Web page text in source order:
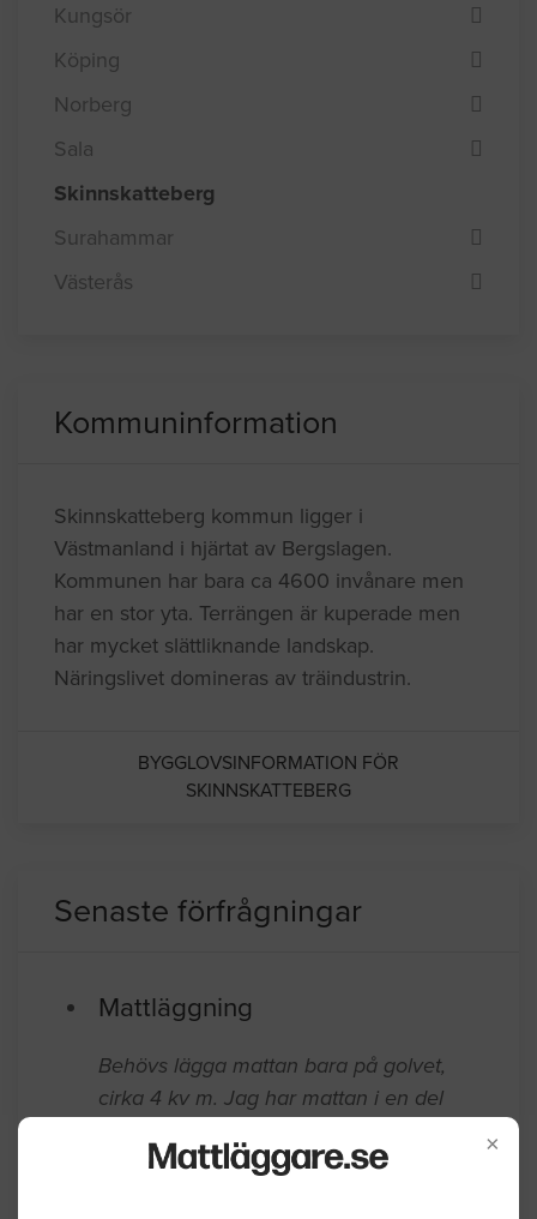
×
Kungsör
Köping
Norberg
Sala
Skinnskatteberg
Surahammar
Västerås
Kommuninformation
Skinnskatteberg kommun ligger i
Västmanland i hjärtat av Bergslagen.
Kommunen har bara ca 4600 invånare men
har en stor yta. Terrängen är kuperade men
har mycket slättliknande landskap.
Näringslivet domineras av träindustrin.
BYGGLOVSINFORMATION FÖR
SKINNSKATTEBERG
Senaste förfrågningar
Mattläggning
Behövs lägga mattan bara på golvet,
cirka 4 kv m. Jag har mattan i en del
golvskivor) för jämna av golvets nivå till